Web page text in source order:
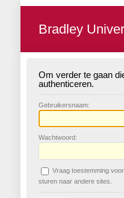
Bradley
Om verder te gaan
authenticeren.
Gebruikersnaam:
Wachtwoord:
Vraag toestemming
sturen naar andere sites.